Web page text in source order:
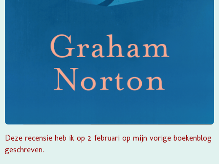
Deze recensie heb ik op 2 februari op mijn vorige boekenblog
geschreven.